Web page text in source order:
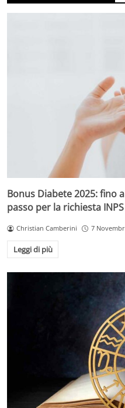
Bonus Diabete 2025: fino
passo per la richiesta INPS
Christian Camberini 7
Leggi di più